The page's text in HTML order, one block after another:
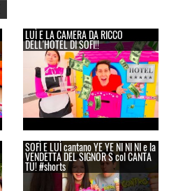
LUÌ E LA CAMERA DA RICCO
DELL'HOTEL DI SOFÌ!!
SOFÌ E LUÌ cantano YE YE NI NI NI e la
VENDETTA DEL SIGNOR S col CANTA
TU! #shorts